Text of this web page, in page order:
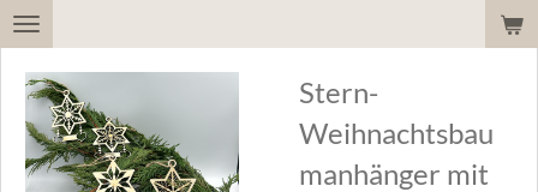
Zum
springen
Stern-
Weihnachtsbau
manhänger mit